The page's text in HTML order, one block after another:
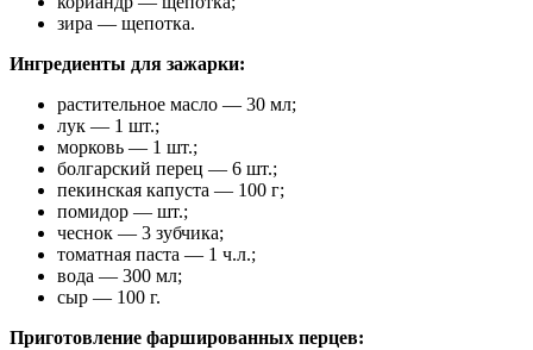
зира — щепотка.
Ингредиенты для зажарки:
растительное масло — 30 мл;
лук — 1 шт.;
морковь — 1 шт.;
болгарский перец — 6 шт.;
пекинская капуста — 100 г;
помидор — шт.;
чеснок — 3 зубчика;
томатная паста — 1 ч.л.;
вода — 300 мл;
сыр — 100 г.
Приготовление фаршированных перцев: